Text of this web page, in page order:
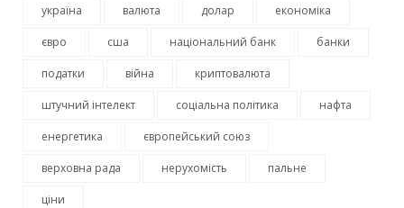
україна валюта долар економіка
євро сша національний банк банки
податки війна криптовалюта
штучний інтелект соціальна політика нафта
енергетика європейський союз
верховна рада нерухомість пальне
ціни